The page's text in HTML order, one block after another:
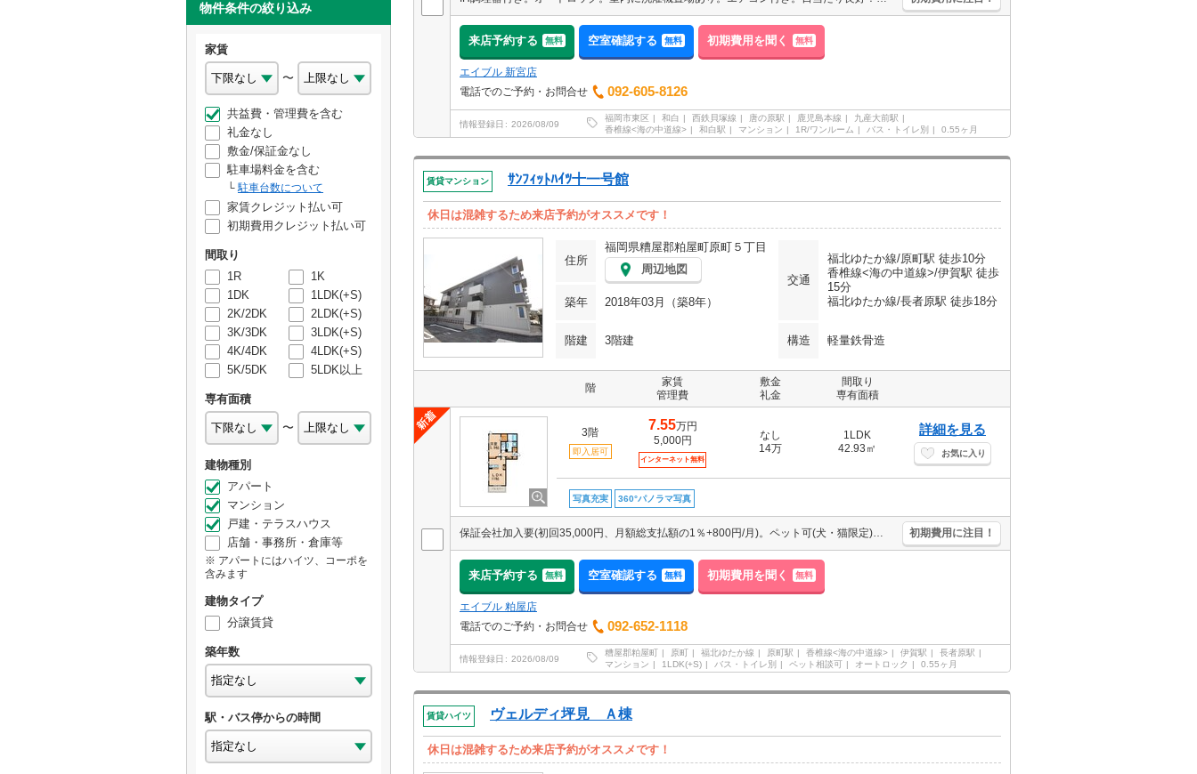
物件条件の絞り込み
家賃
〜
共益費・管理費を含む
礼金なし
敷金/保証金なし
駐車場料金を含む
駐車台数について
家賃クレジット払い可
初期費用クレジット払い可
間取り
1R
1K
1DK
1LDK(+S)
2K/2DK
2LDK(+S)
3K/3DK
3LDK(+S)
4K/4DK
4LDK(+S)
5K/5DK
5LDK以上
専有面積
〜
建物種別
アパート
マンション
戸建・テラスハウス
店舗・事務所・倉庫等
アパートにはハイツ、コーポを
含みます
建物タイプ
分譲賃貸
築年数
駅・バス停からの時間
来店予約する 無料 空室確認する 無料 初期費用を聞く 無料
エイブル 新宮店
電話でのご予約・お問合せ
092-605-8126
情報登録日 2026/08/09
福岡市東区 和白 西鉄貝塚線 唐の原駅 鹿児島本線
九産大前駅
香椎線<海の中道線>
和白駅 マンション 1R/ワンルーム バス・トイレ別 0.55ヶ月
賃貸マンション ｻﾝﾌｨｯﾄﾊｲﾂ十一号館
休日は混雑するため来店予約がオススメです！
住所
福岡県糟屋郡粕屋町原町５丁目
周辺地図
交通
福北ゆたか線/原町駅 徒歩10分
香椎線<海の中道線>/伊賀駅 徒歩
15分
福北ゆたか線/長者原駅 徒歩18分
築年 2018年03月（築8年）
階建 3階建 構造 軽量鉄骨造
階
家賃
管理費
敷金
礼金
間取り
専有面積
3階
即入居可
7.55万円
5,000円
インターネット無料
なし
14万
1LDK
42.93㎡
詳細を見る
お気に入り
写真充実 360°パノラマ写真
保証会社加入要(初回35,000円、月額総支払額の1％+800円/月)。ペット可(犬・猫限定)。犬飼育時敷金1ヶ月、猫飼育時敷金2ヶ月増。温水洗浄便座付き。追焚給湯。浴室TV付。清掃費60,500円。 初期費用に注目！
来店予約する 無料 空室確認する 無料 初期費用を聞く 無料
エイブル 粕屋店
電話でのご予約・お問合せ
092-652-1118
情報登録日 2026/08/09
糟屋郡粕屋町 原町 福北ゆたか線 原町駅 香椎線<海の中道線> 伊賀駅
長者原駅
マンション
1LDK(+S) バス・トイレ別 ペット相談可 オートロック 0.55ヶ月
賃貸ハイツ ヴェルディ坪見 Ａ棟
休日は混雑するため来店予約がオススメです！